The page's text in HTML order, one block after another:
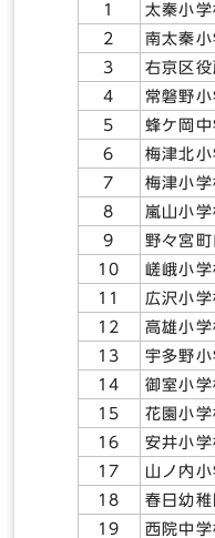
1
太秦小学
2
南太秦
3
右京区役
4
常磐野
5
蜂ケ岡
6
梅津北
7
梅津小学
8
嵐山小学
9
野々宮
10
嵯峨小学
11
広沢小学
12
高雄小学
13
宇多野
14
御室小学
15
花園小学
16
安井小学
17
山ノ内
18
春日幼稚
19
西院中学